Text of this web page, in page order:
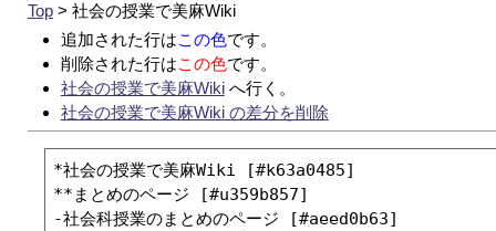
Top> 社会の授業で美麻Wiki
追加された行はこの色です。
削除された行はこの色です。
社会の授業で美麻Wikiへ行く。
社会の授業で美麻Wiki の差分を削除
*社会の授業で美麻Wiki [#k63a0485]
**まとめのページ [#u359b857]
-社会科授業のまとめのページ [#aeed0b63]